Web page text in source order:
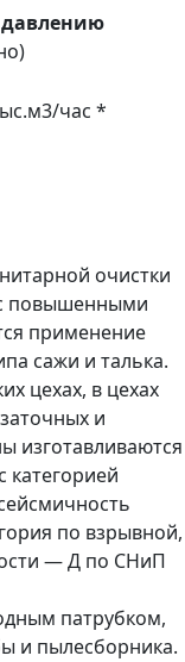
давлению
час *
очистки
повышенными
применение
сажи и талька.
цехах, в цехах
и
изготавливаются
категорией
по взрывной,
— Д по СНиП
патрубком,
и пылесборника.